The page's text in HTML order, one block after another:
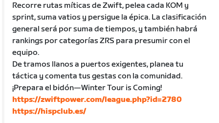
Recorre rutas míticas de Zwift, pelea cada KOM y
sprint, suma vatios y persigue la épica. La clasificación
general será por suma de tiempos, y también habrá
rankings por categorías ZRS para presumir con el
equipo.
De tramos llanos a puertos exigentes, planea tu
táctica y comenta tus gestas con la comunidad.
¡Prepara el bidón—Winter Tour is Coming!
https://zwiftpower.com/league.php?id=2780
https://hispclub.es/